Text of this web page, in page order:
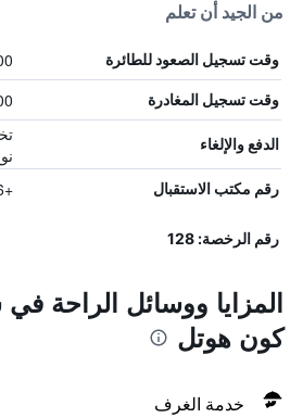
من الجيد أن تعلم
وقت تسجيل الصعود للطائرة
وقت تسجيل المغادرة
الدفع والإلغاء
رقم مكتب الاستقبال +886 3987 5777
رقم الرخصة: 128
المزايا ووسائل الراحة
كون هوتل
خدمة الغرف